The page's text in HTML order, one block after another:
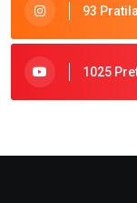
93
1025